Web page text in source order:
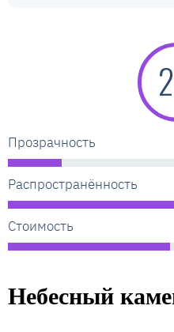
Прозрачность
Распространённость
Стоимость
Небесный